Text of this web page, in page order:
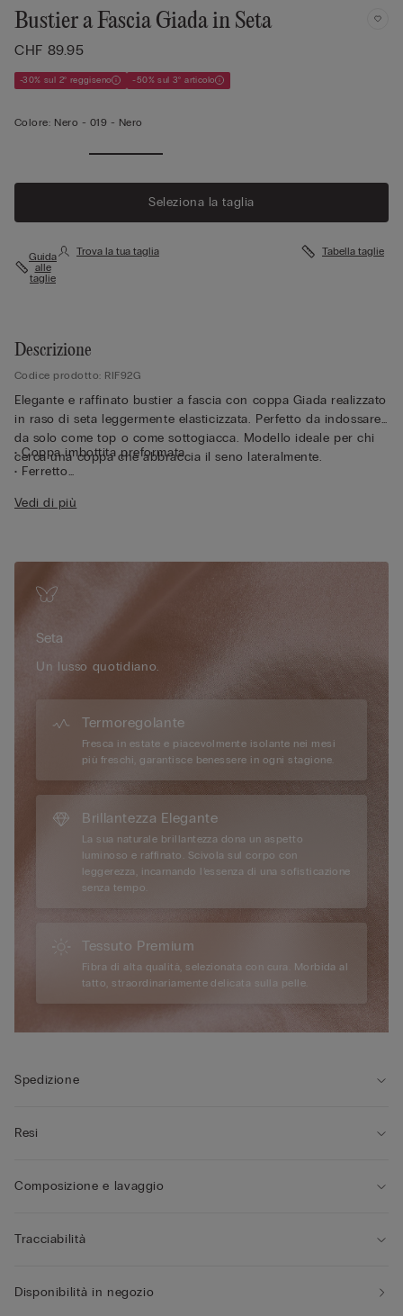
Bustier a Fascia Giada in Seta
CHF 89.95
-30% sul 2° reggiseno -50% sul 3° articolo
Colore: Nero - 019 - Nero
Seleziona la taglia
Guida
alle
taglie
Trova la tua taglia Tabella taglie
Descrizione
Codice prodotto: RIF92G
Elegante e raffinato bustier a fascia con coppa Giada realizzato
in raso di seta leggermente elasticizzata. Perfetto da indossare
da solo come top o come sottogiacca. Modello ideale per chi
cerca una coppa che abbraccia il seno lateralmente.
• Coppa imbottita preformata
• Ferretto
• Interamente doppiato in tulle
• Spalline in elastico removibili e interamente regolabili
• Ottimo sotegno
• Valorizza il decolletè arrotondando le forme
• La modella è alta 175 cm e indossa la taglia 2B / 75B / 34B /
85B / 42B
Vedi di più
Seta
Un lusso quotidiano.
Termoregolante
Fresca in estate e piacevolmente isolante nei mesi
più freschi, garantisce benessere in ogni stagione.
Brillantezza Elegante
La sua naturale brillantezza dona un aspetto
luminoso e raffinato. Scivola sul corpo con
leggerezza, incarnando l’essenza di una sofisticazione
senza tempo.
Tessuto Premium
Fibra di alta qualità, selezionata con cura. Morbida al
tatto, straordinariamente delicata sulla pelle.
Spedizione
Resi
Composizione e lavaggio
Tracciabilità
Disponibilità in negozio